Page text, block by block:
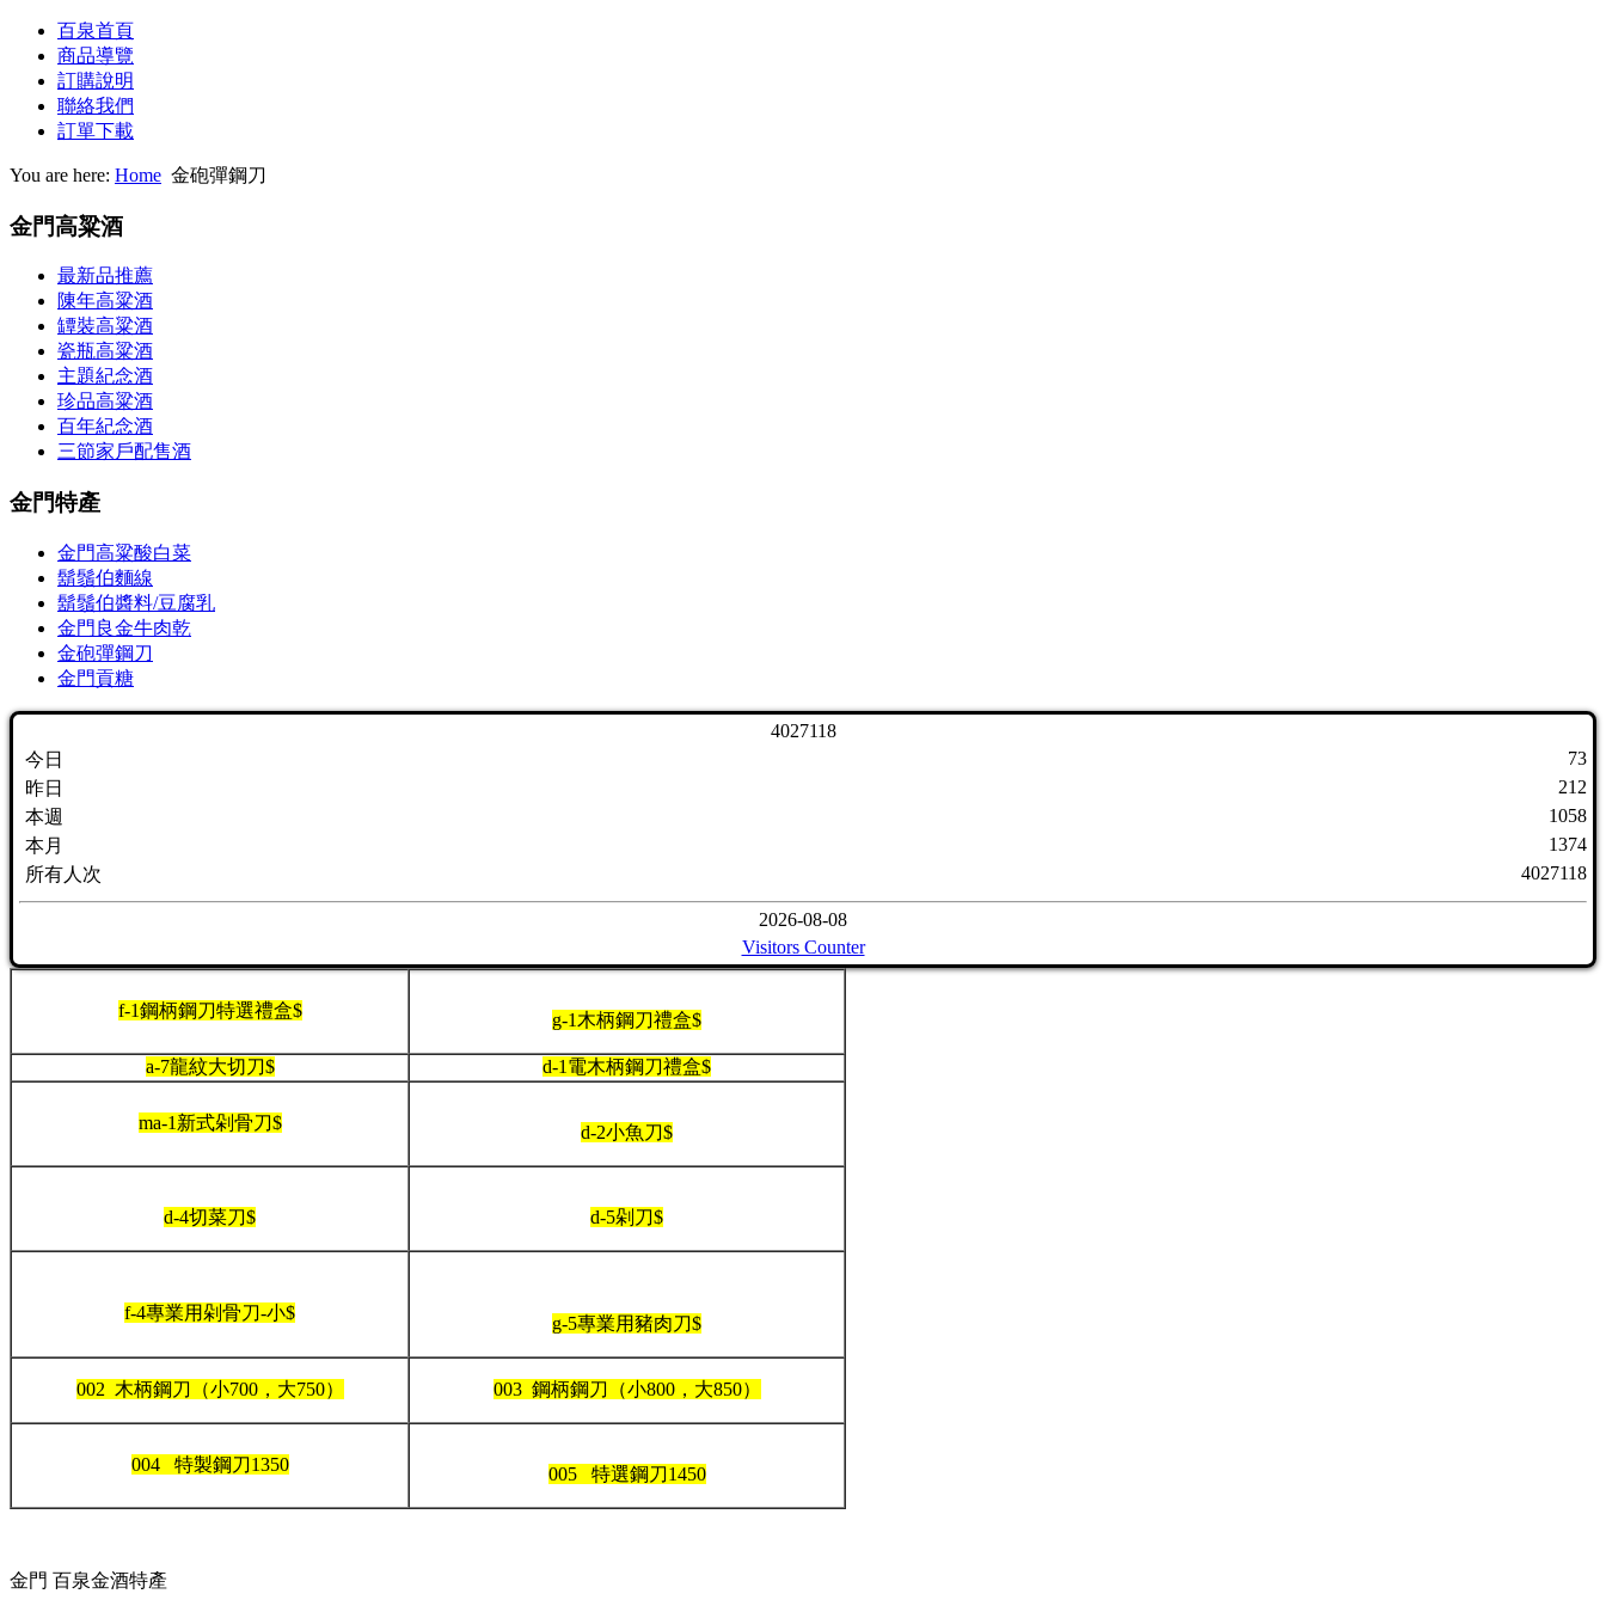
百泉首頁
商品導覽
訂購說明
聯絡我們
訂單下載
You are here: Home 金砲彈鋼刀
金門高粱酒
最新品推薦
陳年高粱酒
罈裝高粱酒
瓷瓶高粱酒
主題紀念酒
珍品高粱酒
百年紀念酒
三節家戶配售酒
金門特產
金門高粱酸白菜
鬍鬚伯麵線
鬍鬚伯醬料/豆腐乳
金門良金牛肉乾
金砲彈鋼刀
金門貢糖
4027118
今日
昨日
本週
本月
所有人次
73
212
1058
1374
4027118
2026-08-08
Visitors Counter
f-1鋼柄鋼刀特選禮盒$ g-1木柄鋼刀禮盒$
a-7龍紋大切刀$ d-1電木柄鋼刀禮盒$
ma-1新式剁骨刀$ d-2小魚刀$
d-4切菜刀$ d-5剁刀$
f-4專業用剁骨刀-小$
g-5專業用豬肉刀$
002 木柄鋼刀（小700，大750） 003 鋼柄鋼刀（小800，大850）
004 特製鋼刀1350 005 特選鋼刀1450
金門 百泉金酒特產